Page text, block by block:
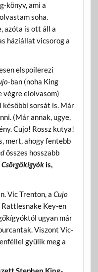
könyv, ami a
soha.
azóta is ott áll a
háziállat vicsorog a
elspoilerezi
-ban (noha King
végre elolvasom)
sorsát is. Már
(Már annak, ugye,
Cujo! Rossz kutya!
mert, ahogy fentebb
összes hosszabb
Csörgőkígyókis,
Vic Trenton, a Cujo
Key-en
ugyan már
Viszont Vic-
gyűlik meg a